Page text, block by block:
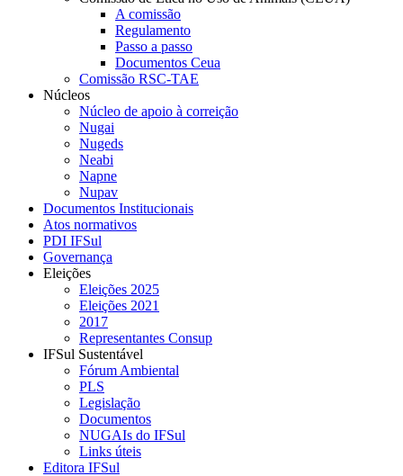
A comissão
Regulamento
Passo a passo
Documentos Ceua
Comissão RSC-TAE
Núcleos
Núcleo de apoio à correição
Nugai
Nugeds
Neabi
Napne
Nupav
Documentos Institucionais
Atos normativos
PDI IFSul
Governança
Eleições
Eleições 2025
Eleições 2021
2017
Representantes Consup
IFSul Sustentável
Fórum Ambiental
PLS
Legislação
Documentos
NUGAIs do IFSul
Links úteis
Editora IFSul